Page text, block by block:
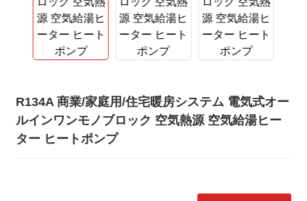
R134A 商業/家庭用/住宅暖房システム 電気式オー
ルインワンモノブロック 空気熱源 空気給湯ヒー
ター ヒートポンプ